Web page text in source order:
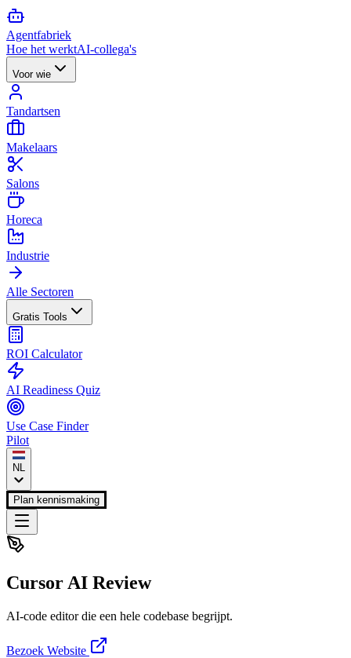
Agentfabriek
Hoe het werktAI-collega's
Voor wie
Tandartsen
Makelaars
Salons
Horeca
Industrie
Alle Sectoren
Gratis Tools
ROI Calculator
AI Readiness Quiz
Use Case Finder
Pilot
NL
Plan kennismaking
Cursor AI Review
AI-code editor die een hele codebase begrijpt.
Bezoek Website